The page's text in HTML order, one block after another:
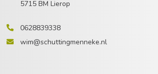
5715 BM Lierop
0628839338
wim@schuttingmenneke.nl